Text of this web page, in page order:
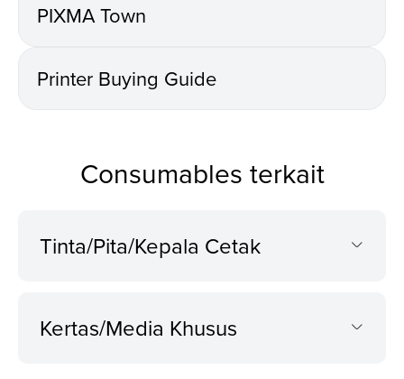
PIXMA Town
Printer Buying Guide
Consumables terkait
Tinta/Pita/Kepala Cetak
Kertas/Media Khusus